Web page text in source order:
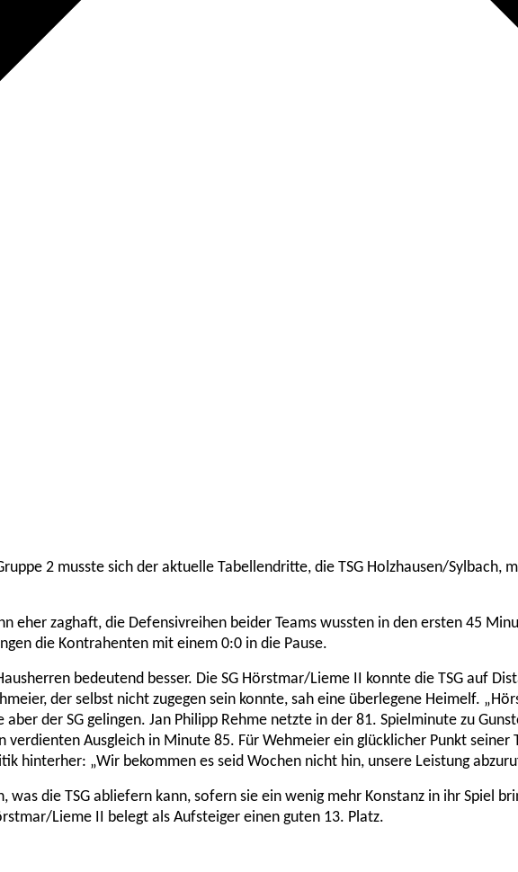
2 musste sich der aktuelle Tabellendritte, die TSG Holzhausen/
eher zaghaft, die Defensivreihen beider Teams wussten in den ersten 45
die Kontrahenten mit einem 0:0 in die Pause.
bedeutend besser. Die SG Hörstmar/Lieme II konnte die TSG auf
der selbst nicht zugegen sein konnte, sah eine überlegene Heimelf.
aber der SG gelingen. Jan Philipp Rehme netzte in der 81. Spielminute zu
Ausgleich in Minute 85. Für Wehmeier ein glücklicher Punkt seiner
hinterher: „Wir bekommen es seid Wochen nicht hin, unsere Leistung
was die TSG abliefern kann, sofern sie ein wenig mehr Konstanz in ihr Spiel
Lieme II belegt als Aufsteiger einen guten 13. Platz.